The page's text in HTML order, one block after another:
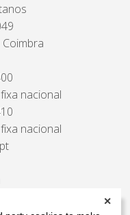
✕
nacional
nacional